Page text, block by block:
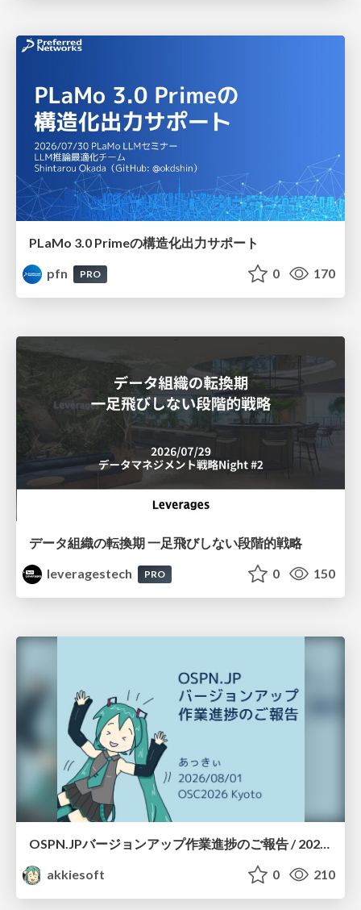
PLaMo 3.0 Primeの構造化出力サポート
pfn
PRO 0 170
データ組織の転換期 一足飛びしない段階的戦略
leveragestech
PRO 0 150
akkiesoft
0 210